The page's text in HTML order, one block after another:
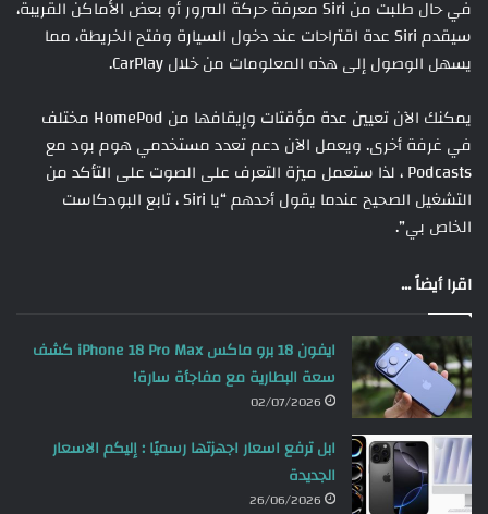
في حال طلبت من Siri معرفة حركة المرور أو بعض الأماكن القريبة،
سيقدم Siri عدة اقتراحات عند دخول السيارة وفتح الخريطة، مما
يسهل الوصول إلى هذه المعلومات من خلال CarPlay.
يمكنك الآن تعيين عدة مؤقتات وإيقافها من HomePod مختلف
في غرفة أخرى. ويعمل الآن دعم تعدد مستخدمي هوم بود مع
Podcasts ، لذا ستعمل ميزة التعرف على الصوت على التأكد من
التشغيل الصحيح عندما يقول أحدهم “يا Siri ، تابع البودكاست
الخاص بي”.
اقرا أيضاً ...
ايفون 18 برو ماكس iPhone 18 Pro Max كشف
سعة البطارية مع مفاجأة سارة!
02/07/2026
ابل ترفع اسعار اجهزتها رسميًا : إليكم الاسعار
الجديدة
26/06/2026